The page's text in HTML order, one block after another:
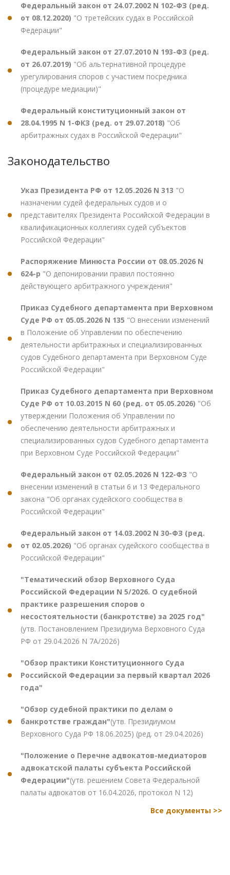
Федеральный закон от 24.07.2002 N 102-ФЗ (ред.
от 08.12.2020) "О третейских судах в Российской
Федерации"
Федеральный закон от 27.07.2010 N 193-ФЗ (ред.
от 26.07.2019) "Об альтернативной процедуре
урегулирования споров с участием посредника
(процедуре медиации)"
Федеральный конституционный закон от
28.04.1995 N 1-ФКЗ (ред. от 29.07.2018) "Об
арбитражных судах в Российской Федерации"
Законодательство
Указ Президента РФ от 12.05.2026 N 313 "О
назначении судей федеральных судов и о
представителях Президента Российской Федерации в
квалификационных коллегиях судей субъектов
Российской Федерации"
Распоряжение Минюста России от 08.05.2026 N
624-р "О депонировании правил постоянно
действующего арбитражного учреждения"
Приказ Судебного департамента при Верховном
Суде РФ от 05.05.2026 N 135 "О внесении изменений
в Положение об Управлении по обеспечению
деятельности арбитражных и специализированных
судов Судебного департамента при Верховном Суде
Российской Федерации"
Приказ Судебного департамента при Верховном
Суде РФ от 10.03.2015 N 60 (ред. от 05.05.2026) "Об
утверждении Положения об Управлении по
обеспечению деятельности арбитражных и
специализированных судов Судебного департамента
при Верховном Суде Российской Федерации"
Федеральный закон от 02.05.2026 N 122-ФЗ "О
внесении изменений в статьи 6 и 13 Федерального
закона "Об органах судейского сообщества в
Российской Федерации"
Федеральный закон от 14.03.2002 N 30-ФЗ (ред.
от 02.05.2026) "Об органах судейского сообщества в
Российской Федерации"
"Тематический обзор Верховного Суда
Российской Федерации N 5/2026. О судебной
практике разрешения споров о
несостоятельности (банкротстве) за 2025 год"
(утв. Постановлением Президиума Верховного Суда
РФ от 29.04.2026 N 7А/2026)
"Обзор практики Конституционного Суда
Российской Федерации за первый квартал 2026
года"
"Обзор судебной практики по делам о
банкротстве граждан"(утв. Президиумом
Верховного Суда РФ 18.06.2025) (ред. от 29.04.2026)
"Положение о Перечне адвокатов-медиаторов
адвокатской палаты субъекта Российской
Федерации"(утв. решением Совета Федеральной
палаты адвокатов от 16.04.2026, протокол N 12)
Все документы >>